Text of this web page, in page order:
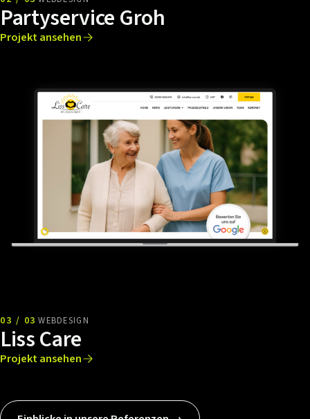
Partyservice Groh
Projekt ansehen
03 / 03 WEBDESIGN
Liss Care
Projekt ansehen